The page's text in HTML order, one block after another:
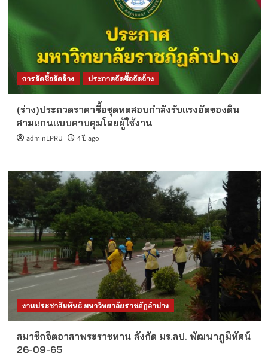
การจัดซื้อจัดจ้าง ประกาศจัดซื้อจัดจ้าง
(ร่าง)ประกวดราคาซื้อชุดทดสอบกำลังรับแรงอัดของดิน
สามแกนแบบควบคุมโดยผู้ใช้งาน
adminLPRU 4 ปี ago
งานประชาสัมพันธ์ มหาวิทยาลัยราชภัฏลำปาง
สมาชิกจิตอาสาพระราชทาน สังกัด มร.ลป. พัฒนาภูมิทัศน์
26-09-65